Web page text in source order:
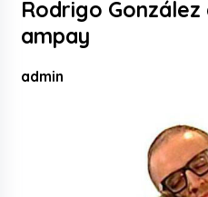
Rodrigo
ampay
admin